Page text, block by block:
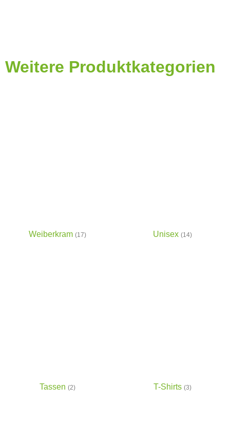
Weitere Produktkategorien
Weiberkram (17) Unisex (14)
Tassen (2) T-Shirts (3)